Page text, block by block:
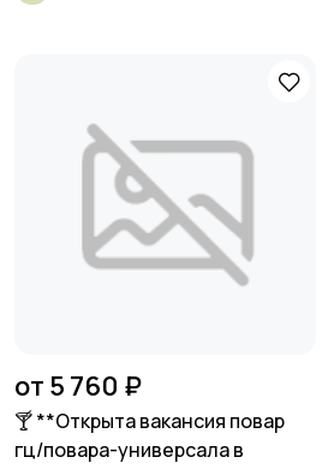
от 5 760 ₽
🍸 **Открыта вакансия повар
гц/повара-универсала в